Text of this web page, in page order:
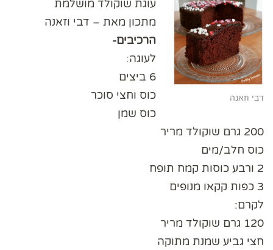
דבי וזאנה
עוגת שוקולד מושלמת
מתכון מאת – דבי וזאנה
הרכיבים-
לעוגה:
6 ביצים
כוס וחצי סוכר
כוס שמן
200 גרם שוקולד מריר
כוס חלב/מים
2 ורבע כוסות קמח תופח
3 כפות קקאו מנופים
לקרם:
120 גרם שוקולד מריר
חצי גביע שמנת מתוקה